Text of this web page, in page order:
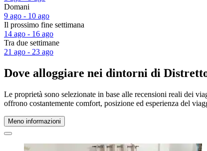
Domani
9 ago - 10 ago
Il prossimo fine settimana
14 ago - 16 ago
Tra due settimane
21 ago - 23 ago
Dove alloggiare nei dintorni di
Le proprietà sono selezionate in base alle recensioni reali dei
offrono costantemente comfort, posizione ed esperienza del
Meno informazioni